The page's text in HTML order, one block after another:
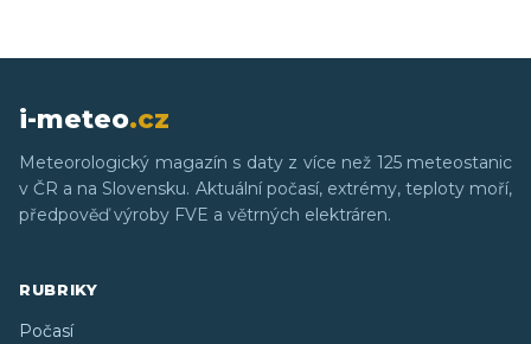
i-meteo.cz
Meteorologický magazín s daty z více než 125 meteostanic
v ČR a na Slovensku. Aktuální počasí, extrémy, teploty moří,
předpověď výroby FVE a větrných elektráren.
RUBRIKY
Počasí